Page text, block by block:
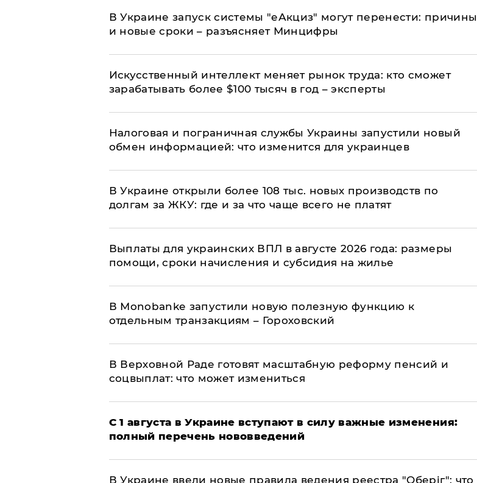
В Украине запуск системы "еАкциз" могут перенести: причины
и новые сроки – разъясняет Минцифры
Искусственный интеллект меняет рынок труда: кто сможет
зарабатывать более $100 тысяч в год – эксперты
Налоговая и пограничная службы Украины запустили новый
обмен информацией: что изменится для украинцев
В Украине открыли более 108 тыс. новых производств по
долгам за ЖКУ: где и за что чаще всего не платят
Выплаты для украинских ВПЛ в августе 2026 года: размеры
помощи, сроки начисления и субсидия на жилье
В Мonobankе запустили новую полезную функцию к
отдельным транзакциям – Гороховский
В Верховной Раде готовят масштабную реформу пенсий и
соцвыплат: что может измениться
С 1 августа в Украине вступают в силу важные изменения:
полный перечень нововведений
В Украине ввели новые правила ведения реестра "Оберіг": что